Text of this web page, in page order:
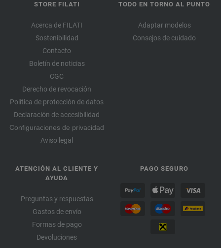
STORE FILATI
Acerca de FILATI
Sostenibilidad
Contacto
Boletín de noticias
CGC
Derecho de revocación
Política de protección de datos
Declaración de accesibilidad
Configuraciones de privacidad
Aviso legal
TODO EN TORNO AL PUNTO
Adaptar modelos
Consejos de cuidado
ATENCIÓN AL CLIENTE Y
AYUDA
Preguntas y respuestas
Gastos de envío
Formas de pago
Devoluciones
PAGO SEGURO